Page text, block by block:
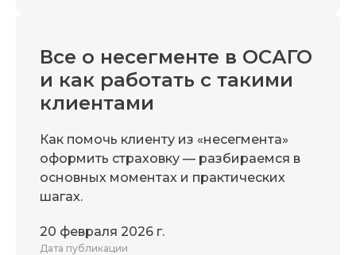
Все о несегменте в ОСАГО
и как работать с такими
клиентами
Как помочь клиенту из «несегмента»
оформить страховку — разбираемся в
основных моментах и практических
шагах.
20 февраля 2026 г.
Дата публикации